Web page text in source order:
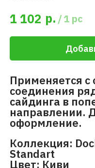
1 102 р. /1 pc
Применяется с
соединения
сайдинга в
направлении.
оформление.
Коллекция:
Standart
Цвет: Киви